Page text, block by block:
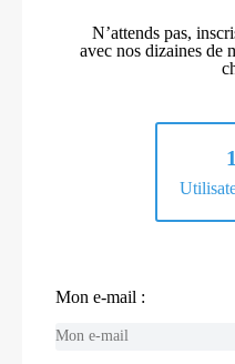
N’attends pas,
avec nos dizaines de
Mon e-mail :